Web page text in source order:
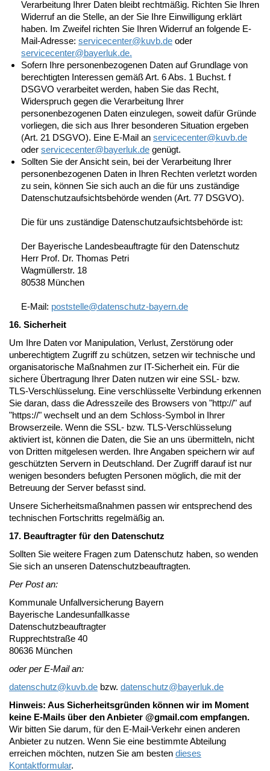
Verarbeitung Ihrer Daten bleibt rechtmäßig. Richten Sie Ihren
Widerruf an die Stelle, an der Sie Ihre Einwilligung erklärt
haben. Im Zweifel richten Sie Ihren Widerruf an folgende E-
Mail-Adresse: servicecenter@kuvb.de oder
servicecenter@bayerluk.de.
Sofern Ihre personenbezogenen Daten auf Grundlage von
berechtigten Interessen gemäß Art. 6 Abs. 1 Buchst. f
DSGVO verarbeitet werden, haben Sie das Recht,
Widerspruch gegen die Verarbeitung Ihrer
personenbezogenen Daten einzulegen, soweit dafür Gründe
vorliegen, die sich aus Ihrer besonderen Situation ergeben
(Art. 21 DSGVO). Eine E-Mail an servicecenter@kuvb.de
oder servicecenter@bayerluk.de genügt.
Sollten Sie der Ansicht sein, bei der Verarbeitung Ihrer
personenbezogenen Daten in Ihren Rechten verletzt worden
zu sein, können Sie sich auch an die für uns zuständige
Datenschutzaufsichtsbehörde wenden (Art. 77 DSGVO).
Die für uns zuständige Datenschutzaufsichtsbehörde ist:
Der Bayerische Landesbeauftragte für den Datenschutz
Herr Prof. Dr. Thomas Petri
Wagmüllerstr. 18
80538 München
E-Mail: poststelle@datenschutz-bayern.de
16. Sicherheit
Um Ihre Daten vor Manipulation, Verlust, Zerstörung oder
unberechtigtem Zugriff zu schützen, setzen wir technische und
organisatorische Maßnahmen zur IT-Sicherheit ein. Für die
sichere Übertragung Ihrer Daten nutzen wir eine SSL- bzw.
TLS-Verschlüsselung. Eine verschlüsselte Verbindung erkennen
Sie daran, dass die Adresszeile des Browsers von "http://" auf
"https://" wechselt und an dem Schloss-Symbol in Ihrer
Browserzeile. Wenn die SSL- bzw. TLS-Verschlüsselung
aktiviert ist, können die Daten, die Sie an uns übermitteln, nicht
von Dritten mitgelesen werden. Ihre Angaben speichern wir auf
geschützten Servern in Deutschland. Der Zugriff darauf ist nur
wenigen besonders befugten Personen möglich, die mit der
Betreuung der Server befasst sind.
Unsere Sicherheitsmaßnahmen passen wir entsprechend des
technischen Fortschritts regelmäßig an.
17. Beauftragter für den Datenschutz
Sollten Sie weitere Fragen zum Datenschutz haben, so wenden
Sie sich an unseren Datenschutzbeauftragten.
Per Post an:
Kommunale Unfallversicherung Bayern
Bayerische Landesunfallkasse
Datenschutzbeauftragter
Rupprechtstraße 40
80636 München
oder per E-Mail an:
datenschutz@kuvb.de bzw. datenschutz@bayerluk.de
Hinweis: Aus Sicherheitsgründen können wir im Moment
keine E-Mails über den Anbieter @gmail.com empfangen.
Wir bitten Sie darum, für den E-Mail-Verkehr einen anderen
Anbieter zu nutzen. Wenn Sie eine bestimmte Abteilung
erreichen möchten, nutzen Sie am besten dieses
Kontaktformular.